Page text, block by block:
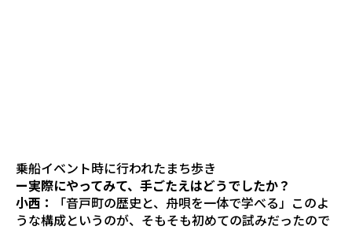
乗船イベント時に行われたまち歩き
ー実際にやってみて、手ごたえはどうでしたか？
小西：
「音戸町の歴史と、舟唄を一体で学べる」このよ
うな構成というのが、そもそも初めての試みだったので